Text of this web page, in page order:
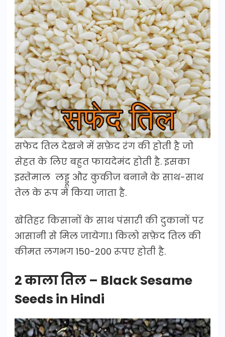
सफेद तिल देखने में सफ़ेद रंग की होती है जो
सेहत के लिए बहुत फायदेमंद होती है. इसका
इस्तेमाल लड्डू और कुकीज बनाने के साथ-साथ
तेल के रूप में किया जाता है.
खेतिहर किसानों के साथ पंसारी की दुकानों पर
आसानी से मिल जायेगा.1 किलो सफ़ेद तिल की
कीमत लगभग 150-200 रूपए होती है.
2 काला तिल – Black Sesame
Seeds in Hindi